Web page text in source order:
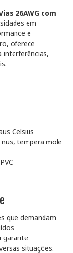
26AWG com
em
e
oferece
interferências,
Celsius
tempera mole
que demandam
garante
situações.